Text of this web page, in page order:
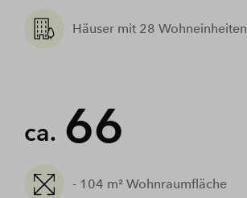
Häuser mit 28 Wohneinheiten
ca. 66
- 104 m² Wohnraumfläche